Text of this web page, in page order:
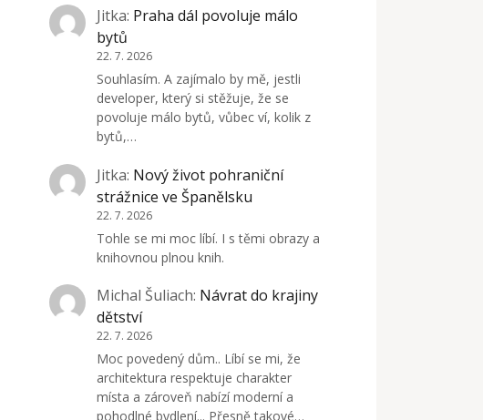
Jitka: Praha dál povoluje málo
bytů
22. 7. 2026
Souhlasím. A zajímalo by mě, jestli
developer, který si stěžuje, že se
povoluje málo bytů, vůbec ví, kolik z
bytů,…
Jitka: Nový život pohraniční
strážnice ve Španělsku
22. 7. 2026
Tohle se mi moc líbí. I s těmi obrazy a
knihovnou plnou knih.
Michal Šuliach: Návrat do krajiny
dětství
22. 7. 2026
Moc povedený dům.. Líbí se mi, že
architektura respektuje charakter
místa a zároveň nabízí moderní a
pohodlné bydlení... Přesně takové…